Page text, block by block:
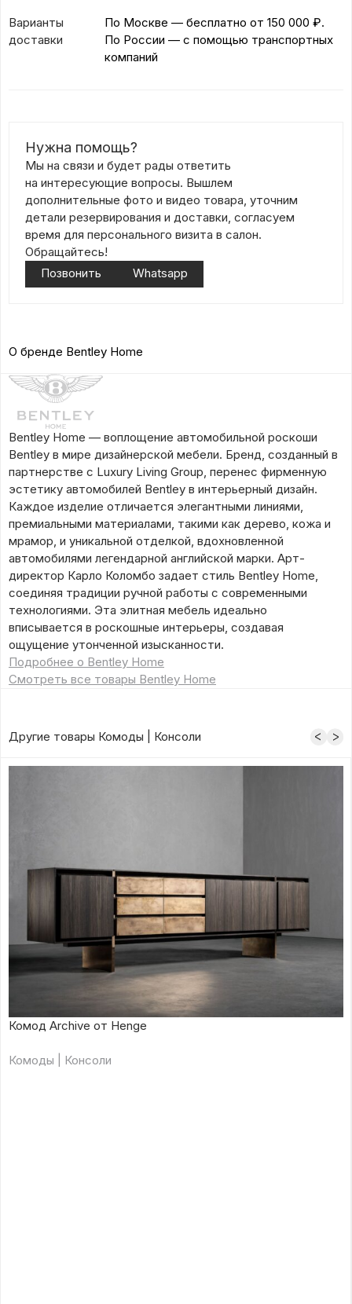
Варианты
доставки
По Москве — бесплатно от 150 000 ₽.
По России — с помощью транспортных
компаний
Нужна помощь?
Мы на связи и будет рады ответить
на интересующие вопросы. Вышлем
дополнительные фото и видео товара, уточним
детали резервирования и доставки, согласуем
время для персонального визита в салон.
Обращайтесь!
Позвонить
Whatsapp
О бренде Bentley Home
Bentley Home — воплощение автомобильной роскоши
Bentley в мире дизайнерской мебели. Бренд, созданный в
партнерстве с Luxury Living Group, перенес фирменную
эстетику автомобилей Bentley в интерьерный дизайн.
Каждое изделие отличается элегантными линиями,
премиальными материалами, такими как дерево, кожа и
мрамор, и уникальной отделкой, вдохновленной
автомобилями легендарной английской марки. Арт-
директор Карло Коломбо задает стиль Bentley Home,
соединяя традиции ручной работы с современными
технологиями. Эта элитная мебель идеально
вписывается в роскошные интерьеры, создавая
ощущение утонченной изысканности.
Подробнее о Bentley Home
Смотреть все товары Bentley Home
Другие товары Комоды | Консоли
Комод Archive от Henge
Комоды | Консоли